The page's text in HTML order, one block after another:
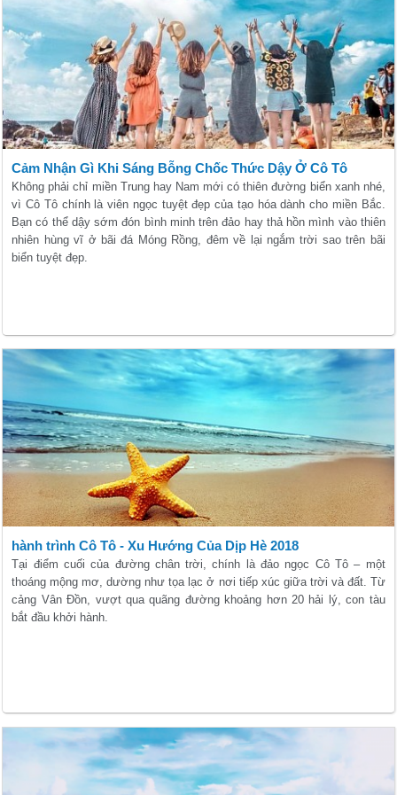
Cảm Nhận Gì Khi Sáng Bỗng Chốc Thức Dậy Ở Cô Tô
Không phải chỉ miền Trung hay Nam mới có thiên đường biển xanh nhé,
vì Cô Tô chính là viên ngọc tuyệt đẹp của tạo hóa dành cho miền Bắc.
Bạn có thể dậy sớm đón bình minh trên đảo hay thả hồn mình vào thiên
nhiên hùng vĩ ở bãi đá Móng Rồng, đêm về lại ngắm trời sao trên bãi
biển tuyệt đẹp.
hành trình Cô Tô - Xu Hướng Của Dịp Hè 2018
Tại điểm cuối của đường chân trời, chính là đảo ngọc Cô Tô – một
thoáng mộng mơ, dường như tọa lạc ở nơi tiếp xúc giữa trời và đất. Từ
cảng Vân Đồn, vượt qua quãng đường khoảng hơn 20 hải lý, con tàu
bắt đầu khởi hành.